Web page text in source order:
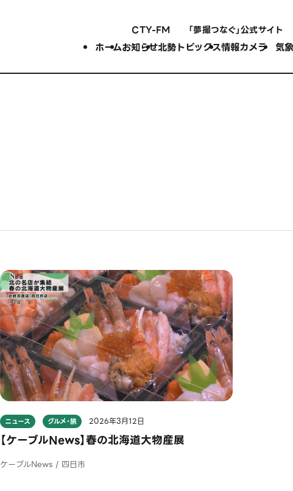
CTY-FM 「夢撮つなぐ」公式サイト
ホームお知らせ北勢トピックス情報カメラ 気
ニュース グルメ・旅 2026年3月12日
【ケーブルNews】春の北海道大物産展
ケーブルNews / 四日市